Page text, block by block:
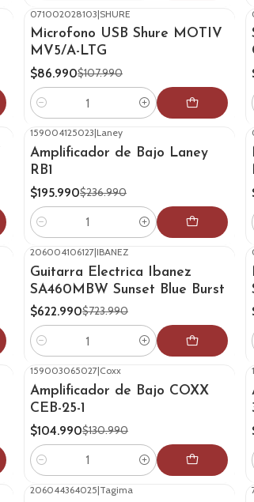
-19%OFF
071002028103|SHURE
Microfono USB Shure MOTIV
MV5/A-LTG
$86.990$107.990
Cantidad
159004125023|Laney
Amplificador de Bajo Laney
RB1
$195.990$236.990
Cantidad
-14% OFF
206004106127|IBANEZ
Guitarra Electrica Ibanez
SA460MBW Sunset Blue Burst
$622.990$723.990
Cantidad
159003065027|Coxx
Amplificador de Bajo COXX
CEB-25-1
$104.990$130.990
Cantidad
206044364025|Tagima